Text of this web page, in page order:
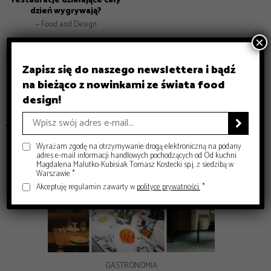
dzień wygrywają?
– Food and Design
DESIGN
RYNEK
1 2 3 … 16 
POLECANE
GASTRONOMIA
DESIGN
INSPIRACJE
GASTRONOMIA
Zapisz się do naszego newslettera i bądź
na bieżąco z nowinkami ze świata food
design!

Wyrażam zgodę na otrzymywanie drogą elektroniczną na podany
adres e-mail informacji handlowych pochodzących od Od kuchni
Magdalena Malutko-Kubisiak Tomasz Kostecki sp.j. z siedzibą w
Warszawie *
Akceptuję regulamin zawarty wpolityce prywatności.*
×